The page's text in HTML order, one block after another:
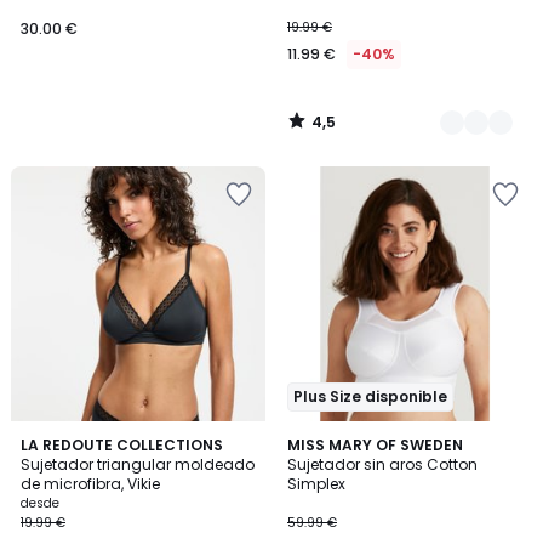
30.00 €
19.99 €
11.99 € -40%
4,5
/
LA REDOUTE COLLECTIONS
Sujetador triangular moldeado
de microfibra, Vikie
desde
19.99 €
4,6
/ 5
3
Colores
Plus Size disponible
MISS MARY OF SWEDEN
Sujetador sin aros Cotton
Simplex
59.99 €
3,9
/ 5